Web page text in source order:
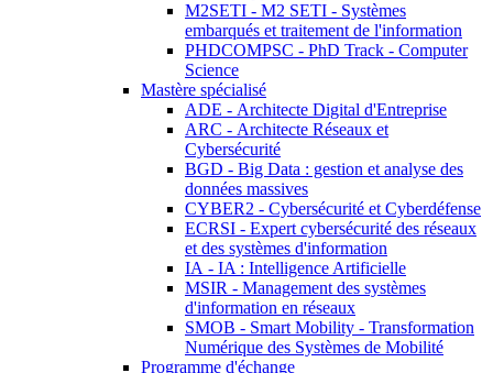
M2SETI - M2 SETI - Systèmes
embarqués et traitement de l'information
PHDCOMPSC - PhD Track - Computer
Science
Mastère spécialisé
ADE - Architecte Digital d'Entreprise
ARC - Architecte Réseaux et
Cybersécurité
BGD - Big Data : gestion et analyse des
données massives
CYBER2 - Cybersécurité et Cyberdéfense
ECRSI - Expert cybersécurité des réseaux
et des systèmes d'information
IA - IA : Intelligence Artificielle
MSIR - Management des systèmes
d'information en réseaux
SMOB - Smart Mobility - Transformation
Numérique des Systèmes de Mobilité
Programme d'échange